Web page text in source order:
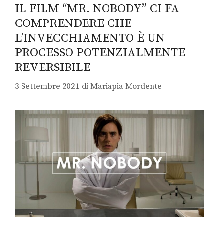
IL FILM “MR. NOBODY” CI FA
COMPRENDERE CHE
L’INVECCHIAMENTO È UN
PROCESSO POTENZIALMENTE
REVERSIBILE
3 Settembre 2021 diMariapia Mordente